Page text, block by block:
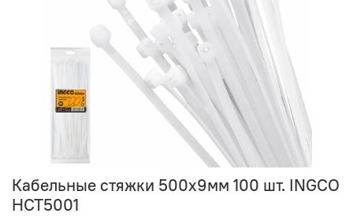
Кабельные стяжки 500х9мм 100 шт. INGCO
HCT5001